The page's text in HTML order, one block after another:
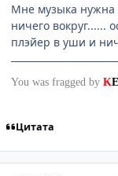
Мне музыка нужна
ничего вокруг......
плэйер в уши и
You was fragged by K
Цитата